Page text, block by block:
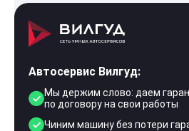
Автосервис Вилгуд:
Мы держим слово: даем
по договору на свои работы
Чиним машину без потери